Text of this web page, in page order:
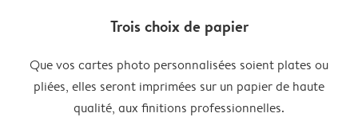
Trois choix de papier
Que vos cartes photo personnalisées soient plates ou
pliées, elles seront imprimées sur un papier de haute
qualité, aux finitions professionnelles.